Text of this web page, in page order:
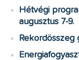
Hétvégi
augusztus 7-9.
Rekordösszeg